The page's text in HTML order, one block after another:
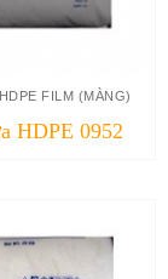
FILM (MÀNG)
HDPE 0952